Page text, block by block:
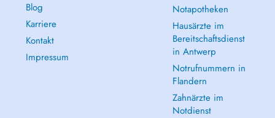
Blog
Karriere
Kontakt
Impressum
Notapotheken
Hausärzte im
Bereitschaftsdienst
in Antwerp
Notrufnummern in
Flandern
Zahnärzte im
Notdienst